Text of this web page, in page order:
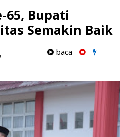
65, Bupati
Semakin Baik
baca